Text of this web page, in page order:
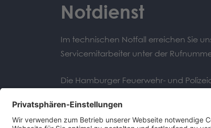
Notdienst
Im technischen Notfall erreichen Sie
Servicemitarbeiter unter der
Die Hamburger Feuerwehr- und
111unserer Hotline.